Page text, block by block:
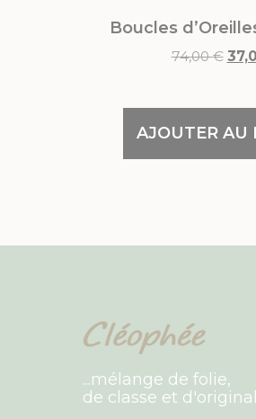
Boucles
74,00€
AJOUTER AU
...mélange de folie,
de classe et